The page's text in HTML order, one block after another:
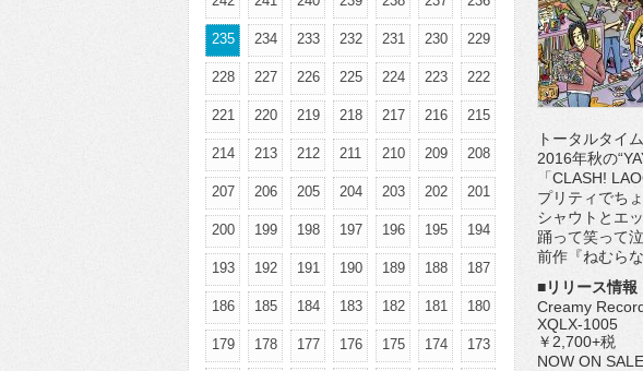
トータルタイ
2016年秋の
「CLASH!
プリティでち
シャウトとエ
踊って笑って
前作『ねむら
■リリース情報
Creamy
XQLX-1005
￥2,700+税
NOW ON SALE
235 234 233 232 231 230 229
228 227 226 225 224 223 222
221 220 219 218 217 216 215
214 213 212 211 210 209 208
207 206 205 204 203 202 201
200 199 198 197 196 195 194
193 192 191 190 189 188 187
186 185 184 183 182 181 180
179 178 177 176 175 174 173